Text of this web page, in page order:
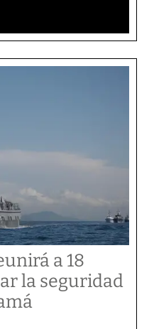
a 18
la seguridad